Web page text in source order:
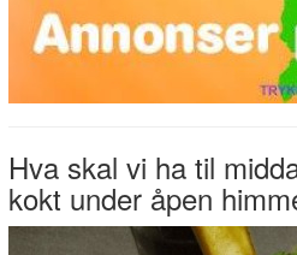
Hva skal vi ha til
kokt under åpen